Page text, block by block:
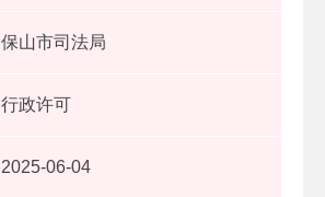
保山市司法局
行政许可
2025-06-04